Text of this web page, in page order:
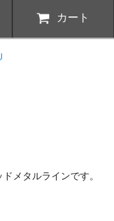
カート
メタルラインです。